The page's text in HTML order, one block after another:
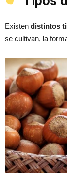
Existen distintos
se cultivan, la